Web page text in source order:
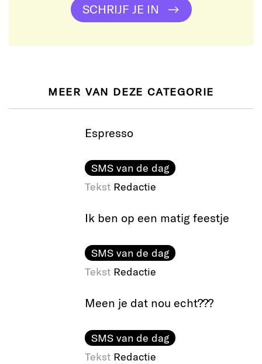
SCHRIJF JE IN
MEER VAN DEZE CATEGORIE
Espresso
SMS van de dag
Tekst Redactie
Ik ben op een matig feestje
SMS van de dag
Tekst Redactie
Meen je dat nou echt???
SMS van de dag
Tekst Redactie